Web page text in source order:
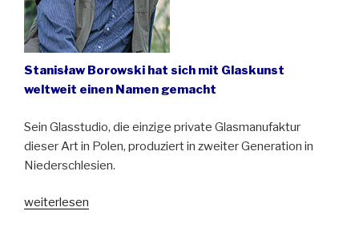
Stanisław Borowski hat sich mit Glaskunst
weltweit einen Namen gemacht
Sein Glasstudio, die einzige private Glasmanufaktur
dieser Art in Polen, produziert in zweiter Generation in
Niederschlesien.
„„Mein
weiterlesen